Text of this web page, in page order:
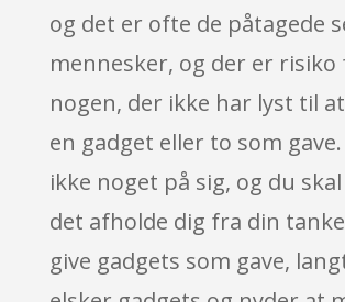
og det er ofte de påtagede
mennesker, og der er
nogen, der ikke har lyst til
en gadget eller to som
ikke noget på sig, og du
det afholde dig fra din
give gadgets som gave,